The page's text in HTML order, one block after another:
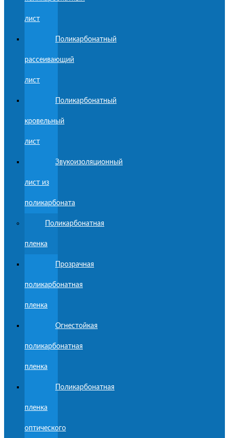
лист
Поликарбонатный
рассеивающий
лист
Поликарбонатный
кровельный
лист
Звукоизоляционный
лист из
поликарбоната
Поликарбонатная
пленка
Прозрачная
поликарбонатная
пленка
Огнестойкая
поликарбонатная
пленка
Поликарбонатная
пленка
оптического